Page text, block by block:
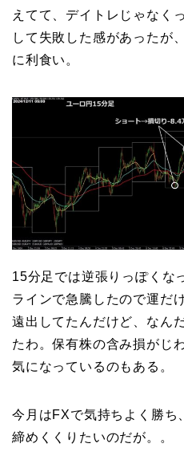
えてて、デイトレじゃなく
して失敗した感があったが
に利食い。
15分足では逆張りっぽくな
ラインで急騰したので運だ
遠出してたんだけど、なん
たわ。保有株の含み損がじ
気になっているのもある。
今月はFXで気持ちよく勝ち
締めくくりたいのだが。。